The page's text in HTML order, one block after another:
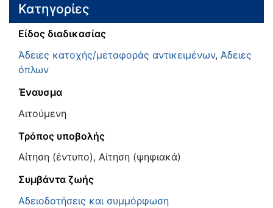
Κατηγορίες
Είδος διαδικασίας
Άδειες κατοχής/μεταφοράς αντικειμένων, Άδειες
όπλων
Έναυσμα
Αιτούμενη
Τρόπος υποβολής
Αίτηση (έντυπο), Αίτηση (ψηφιακά)
Συμβάντα ζωής
Αδειοδοτήσεις και συμμόρφωση